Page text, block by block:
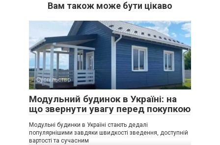
Вам також може бути цікаво
Суспільство
Модульний будинок в Україні: на
що звернути увагу перед покупкою
Модульні будинки в Україні стають дедалі
популярнішими завдяки швидкості зведення, доступній
вартості та сучасним